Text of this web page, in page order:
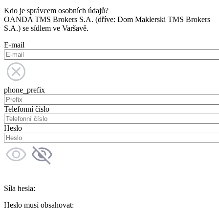
Kdo je správcem osobních údajů?
OANDA TMS Brokers S.A. (dříve: Dom Maklerski TMS Brokers
S.A.) se sídlem ve Varšavě.
E-mail
phone_prefix
Telefonní číslo
Heslo
Síla hesla:
Heslo musí obsahovat: